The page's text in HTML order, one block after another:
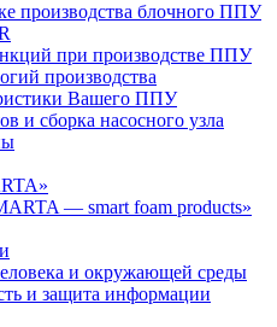
производства блочного ППУ
при производстве ППУ
производства
Вашего ППУ
и сборка насосного узла
— smart foam products»
и окружающей среды
и защита информации